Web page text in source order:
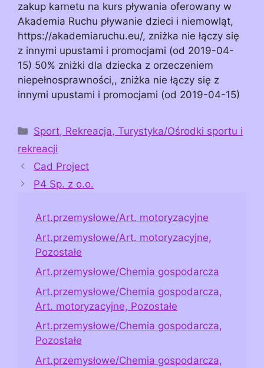
zakup karnetu na kurs pływania oferowany w
Akademia Ruchu pływanie dzieci i niemowląt,
https://akademiaruchu.eu/, zniżka nie łączy się
z innymi upustami i promocjami (od 2019-04-
15) 50% zniżki dla dziecka z orzeczeniem
niepełnosprawności,, zniżka nie łączy się z
innymi upustami i promocjami (od 2019-04-15)
Kategorie
Sport, Rekreacja, Turystyka/Ośrodki sportu i
rekreacji
Cad Project
P4 Sp. z o.o.
Art.przemysłowe/Art. motoryzacyjne
Art.przemysłowe/Art. motoryzacyjne,
Pozostałe
Art.przemysłowe/Chemia gospodarcza
Art.przemysłowe/Chemia gospodarcza,
Art. motoryzacyjne, Pozostałe
Art.przemysłowe/Chemia gospodarcza,
Pozostałe
Art.przemysłowe/Chemia gospodarcza,